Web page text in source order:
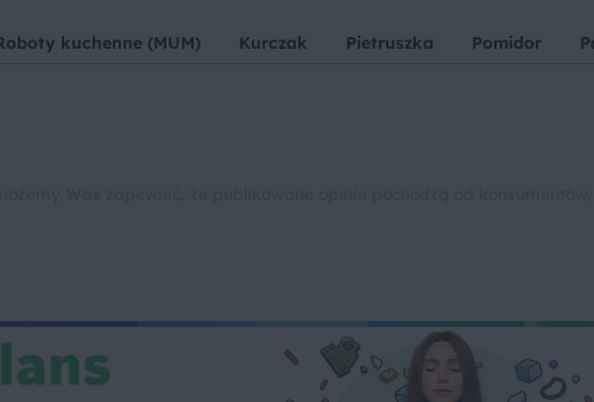
kuchenne (MUM) Kurczak Pietruszka Pomidor